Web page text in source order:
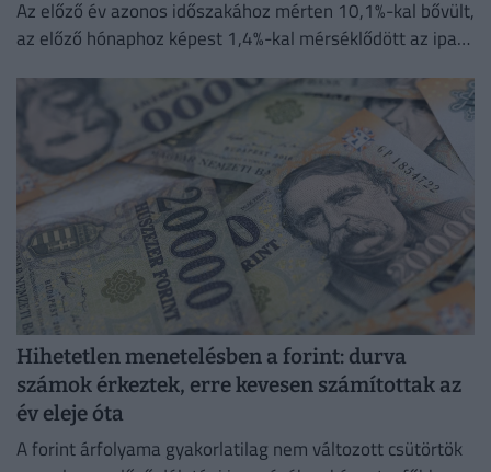
Az előző év azonos időszakához mérten 10,1%-kal bővült,
az előző hónaphoz képest 1,4%-kal mérséklődött az ipari
Hihetetlen menetelésben a forint: durva
számok érkeztek, erre kevesen számítottak az
év eleje óta
A forint árfolyama gyakorlatilag nem változott csütörtök